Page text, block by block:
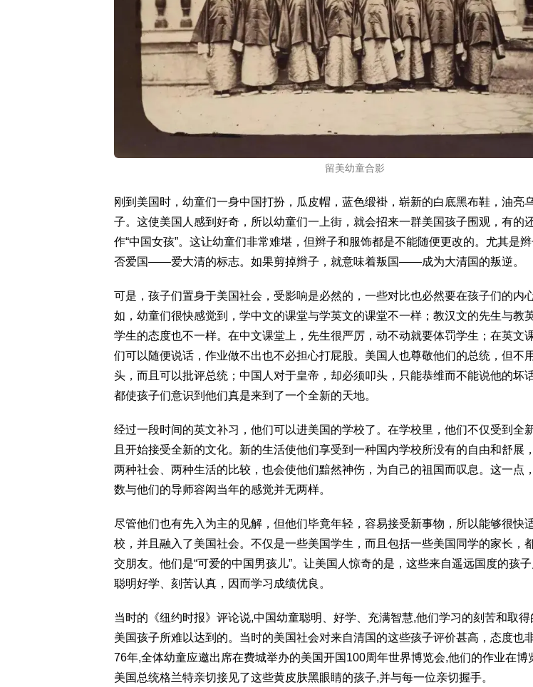
留美幼童合影
刚到美国时，幼童们一身中国打扮，瓜皮帽，蓝色缎褂，崭新的白底黑布鞋，油亮
子。这使美国人感到好奇，所以幼童们一上街，就会招来一群美国孩子围观，有的
作“中国女孩”。这让幼童们非常难堪，但辫子和服饰都是不能随便更改的。尤其是
否爱国——爱大清的标志。如果剪掉辫子，就意味着叛国——成为大清国的叛逆。
可是，孩子们置身于美国社会，受影响是必然的，一些对比也必然要在孩子们的内
如，幼童们很快感觉到，学中文的课堂与学英文的课堂不一样；教汉文的先生与教
学生的态度也不一样。在中文课堂上，先生很严厉，动不动就要体罚学生；在英文
们可以随便说话，作业做不出也不必担心打屁股。美国人也尊敬他们的总统，但不
头，而且可以批评总统；中国人对于皇帝，却必须叩头，只能恭维而不能说他的坏
都使孩子们意识到他们真是来到了一个全新的天地。
经过一段时间的英文补习，他们可以进美国的学校了。在学校里，他们不仅受到全
且开始接受全新的文化。新的生活使他们享受到一种国内学校所没有的自由和舒展
两种社会、两种生活的比较，也会使他们黯然神伤，为自己的祖国而叹息。这一点
数与他们的导师容闳当年的感觉并无两样。
尽管他们也有先入为主的见解，但他们毕竟年轻，容易接受新事物，所以能够很快
校，并且融入了美国社会。不仅是一些美国学生，而且包括一些美国同学的家长，
交朋友。他们是“可爱的中国男孩儿”。让美国人惊奇的是，这些来自遥远国度的孩
聪明好学、刻苦认真，因而学习成绩优良。
当时的《纽约时报》评论说,中国幼童聪明、好学、充满智慧,他们学习的刻苦和取得
美国孩子所难以达到的。当时的美国社会对来自清国的这些孩子评价甚高，态度也
76年,全体幼童应邀出席在费城举办的美国开国100周年世界博览会,他们的作业在博
美国总统格兰特亲切接见了这些黄皮肤黑眼睛的孩子,并与每一位亲切握手。